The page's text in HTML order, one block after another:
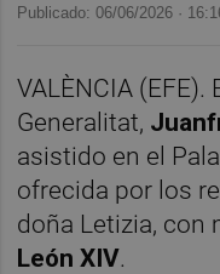
Publicado: 06/06/2026 ·
VALÈNCIA
Generalitat,
asistido en el
ofrecida por los
doña Letizia, con
León XIV.